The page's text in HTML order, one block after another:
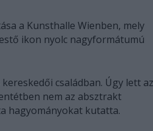
a Kunsthalle Wienben, mely
ikon nyolc nagyformátumú
családban. Úgy lett az
nem az absztrakt
hagyományokat kutatta.